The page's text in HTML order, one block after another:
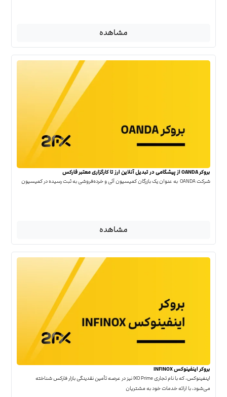
مشاهده
بروکر OANDA از پیشگامی در تبدیل آنلاین ارز تا کارگزاری معتبر فارکس
شرکت OANDA به عنوان یک بازرگان کمیسیون آتی و خرده‌فروشی به ثبت رسیده در کمیسیون
مشاهده
بروکر اینفینوکس INFINOX
اینفینوکس، که با نام تجاری IXO Prime نیز در عرصه تأمین نقدینگی بازار فارکس شناخته
می‌شود، با ارائه خدمات خود به مشتریان